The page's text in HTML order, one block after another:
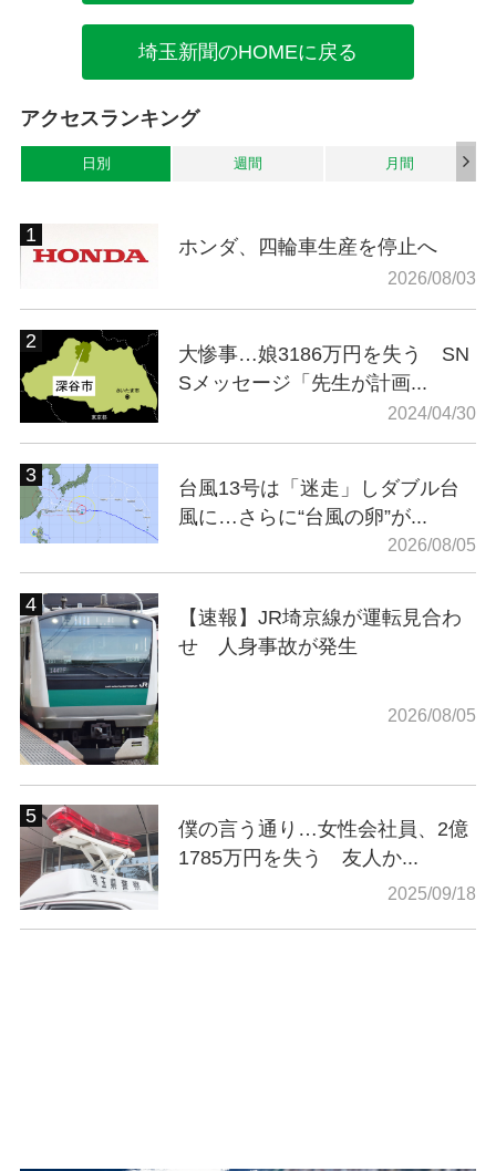
埼玉新聞のHOMEに戻る
アクセスランキング
日別 週間 月間
ホンダ、四輪車生産を停止へ
2026/08/03
大惨事…娘3186万円を失う SN
Sメッセージ「先生が計画...
2024/04/30
台風13号は「迷走」しダブル台
風に…さらに“台風の卵”が...
2026/08/05
【速報】JR埼京線が運転見合わ
せ 人身事故が発生
2026/08/05
僕の言う通り…女性会社員、2億
1785万円を失う 友人か...
2025/09/18